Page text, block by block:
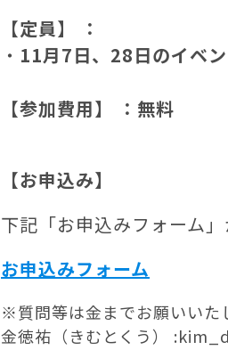
【定員】 ：
・ 11月7日、28日のイベ
【参加費用】 ：無料
【お申込み】
下記「お申込みフォーム
お申込みフォーム
※質問等は金までお願いいた
金徳祐（きむとくう）